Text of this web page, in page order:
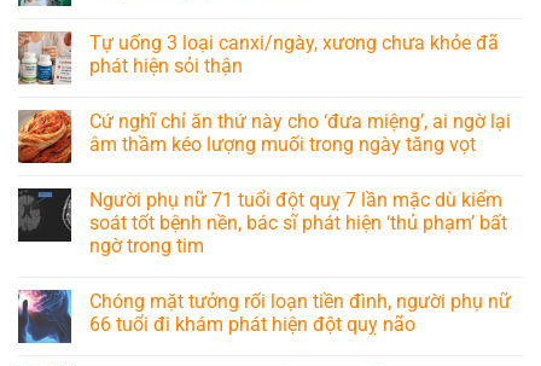
Tự uống 3 loại canxi/ngày, xương chưa khỏe đã
phát hiện sỏi thận
Cứ nghĩ chỉ ăn thứ này cho ‘đưa miệng’, ai ngờ lại
âm thầm kéo lượng muối trong ngày tăng vọt
Người phụ nữ 71 tuổi đột quỵ 7 lần mặc dù kiểm
soát tốt bệnh nền, bác sĩ phát hiện ‘thủ phạm’ bất
ngờ trong tim
Chóng mặt tưởng rối loạn tiền đình, người phụ nữ
66 tuổi đi khám phát hiện đột quỵ não